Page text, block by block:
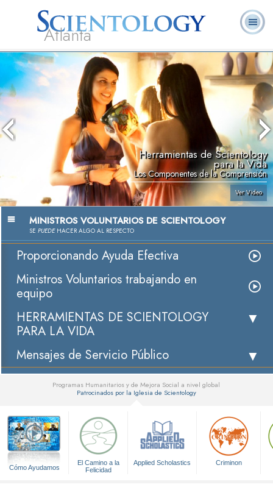
Atlanta
Acerca de
Nosotros
L. Ronald
Hubbard
¿Qué es
Scientology?
Ministros
Voluntarios
Preguntas
Frecuentes
Libros
Herramientas de Scientology
para la Vida
Los Componentes de la Comprensión
Ver Video
MINISTROS VOLUNTARIOS DE SCIENTOLOGY
SE PUEDEHACER ALGO AL RESPECTO
Proporcionando Ayuda Efectiva
Ministros Voluntarios trabajando en
equipo
HERRAMIENTAS DE SCIENTOLOGY
PARA LA VIDA
Mensajes de Servicio Público
Programas Humanitarios y de Mejora Social a nivel global
Patrocinados por la Iglesia de Scientology
Cómo Ayudamos
El Camino a la
Felicidad
Applied Scholastics Criminon